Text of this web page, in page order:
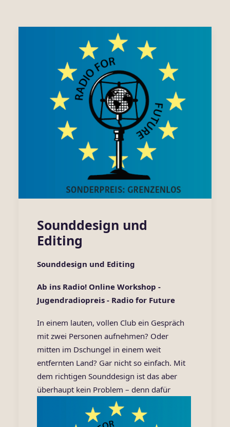
Sounddesign und
Editing
Sounddesign und Editing
Ab ins Radio! Online Workshop -
Jugendradiopreis - Radio for Future
In einem lauten, vollen Club ein Gespräch
mit zwei Personen aufnehmen? Oder
mitten im Dschungel in einem weit
entfernten Land? Gar nicht so einfach. Mit
dem richtigen Sounddesign ist das aber
überhaupt kein Problem – denn dafür